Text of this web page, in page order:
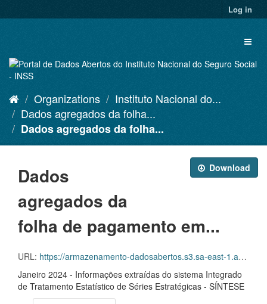
to
Log in
Organizations
Instituto Nacional do...
Dados agregados da folha...
Dados agregados da folha...
Download
Dados
agregados da
folha de pagamento em...
URL: https://armazenamento-dadosabertos.s3.sa-east-1.amazonaws.com/PDA_2023_2025/Grupos_de_dados/Dados+agregados+da+folha+de+pagamento+em+rela%C3%A7%C3%A3o+aos+benef%C3%ADcios+emitidos/p_benefemitidosespecieuo_20240215_110415.xlsx
Janeiro 2024 - Informações extraídas do sistema Integrado
de Tratamento Estatístico de Séries Estratégicas - SÍNTESE